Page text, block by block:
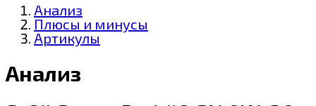
Анализ
Плюсы и минусы
Артикулы
Анализ